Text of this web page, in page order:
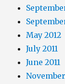
May 2012
July 2011
June 2011